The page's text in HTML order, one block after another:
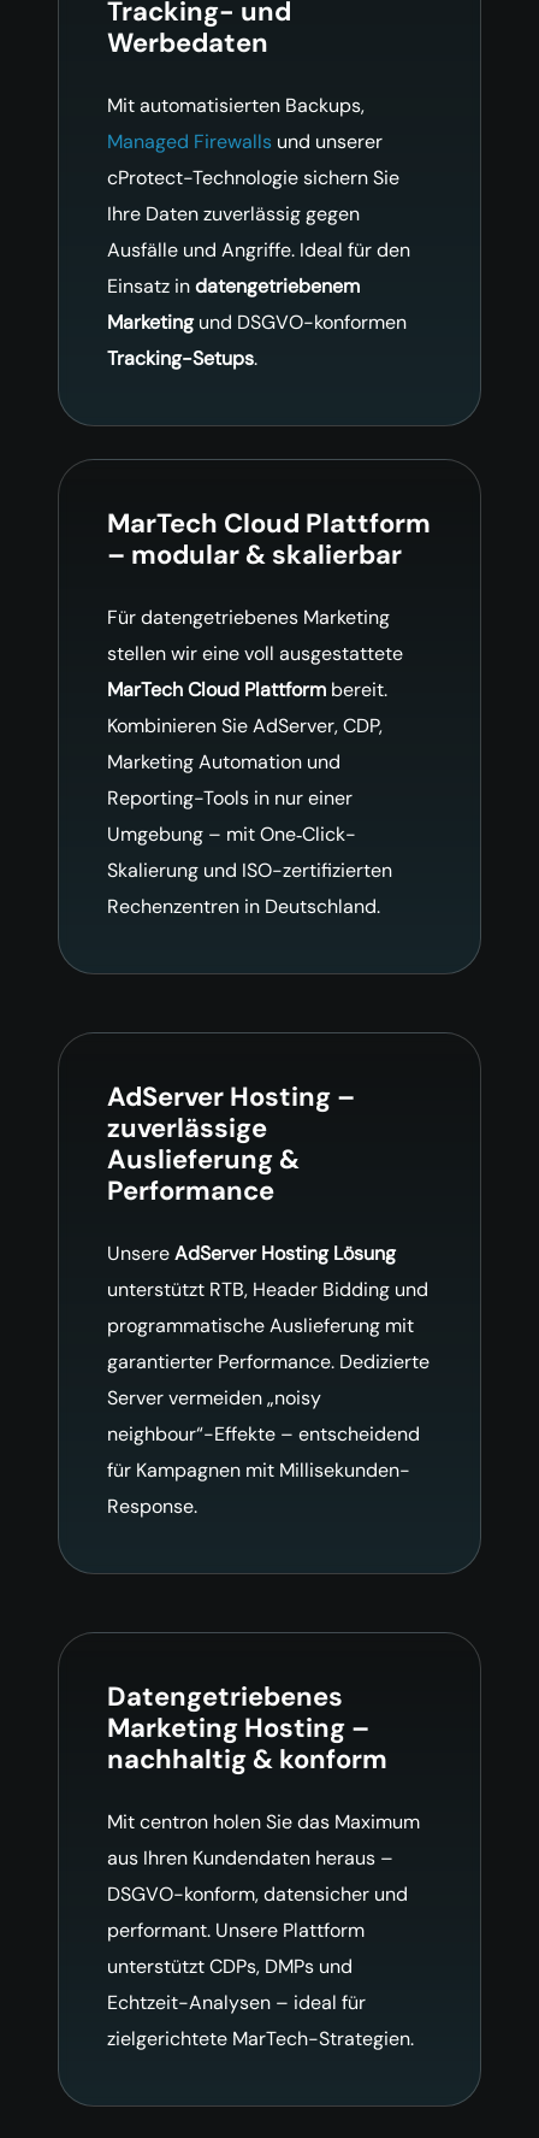
Tracking- und
Werbedaten
Mit automatisierten Backups,
Managed Firewalls und unserer
cProtect-Technologie sichern Sie
Ihre Daten zuverlässig gegen
Ausfälle und Angriffe. Ideal für den
Einsatz indatengetriebenem
Marketingund DSGVO-konformen
Tracking-Setups.
MarTech Cloud Plattform
– modular & skalierbar
Für datengetriebenes Marketing
stellen wir eine voll ausgestattete
MarTech Cloud Plattform bereit.
Kombinieren Sie AdServer, CDP,
Marketing Automation und
Reporting-Tools in nur einer
Umgebung – mit One‑Click-
Skalierung und ISO-zertifizierten
Rechenzentren in Deutschland.
AdServer Hosting –
zuverlässige
Auslieferung &
Performance
UnsereAdServer Hosting Lösung
unterstützt RTB, Header Bidding und
programmatische Auslieferung mit
garantierter Performance. Dedizierte
Server vermeiden „noisy
neighbour“-Effekte – entscheidend
für Kampagnen mit Millisekunden-
Response.
Datengetriebenes
Marketing Hosting –
nachhaltig & konform
Mit centron holen Sie das Maximum
aus Ihren Kundendaten heraus –
DSGVO-konform, datensicher und
performant. Unsere Plattform
unterstützt CDPs, DMPs und
Echtzeit-Analysen – ideal für
zielgerichtete MarTech-Strategien.